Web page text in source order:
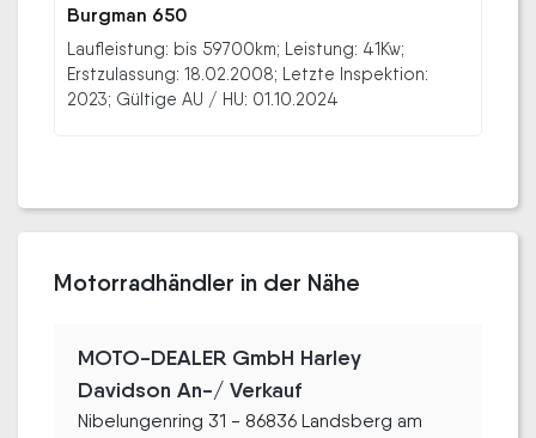
Burgman 650
Laufleistung: bis 59700km; Leistung: 41Kw;
Erstzulassung: 18.02.2008; Letzte Inspektion:
2023; Gültige AU / HU: 01.10.2024
Motorradhändler in der Nähe
MOTO-DEALER GmbH Harley
Davidson An-/ Verkauf
Nibelungenring 31 - 86836 Landsberg am